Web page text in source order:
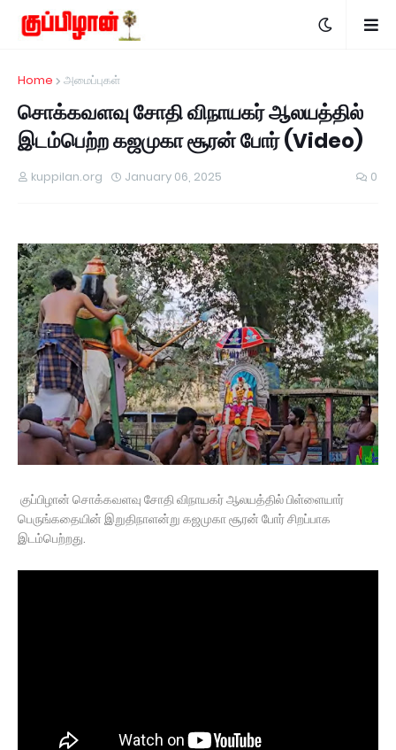
Home அமைப்புகள்
சொக்கவளவு சோதி விநாயகர் ஆலயத்தில்
இடம்பெற்ற கஜமுகா சூரன் போர் (Video)
kuppilan.org January 06, 2025 0
குப்பிழான் சொக்கவளவு சோதி விநாயகர் ஆலயத்தில் பிள்ளையார்
பெருங்கதையின் இறுதிநாளன்று கஜமுகா சூரன் போர் சிறப்பாக
இடம்பெற்றது.